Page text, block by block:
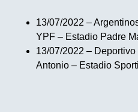
13/07/2022 –
YPF – Estadio Padre
13/07/2022 –
Antonio – Estadio